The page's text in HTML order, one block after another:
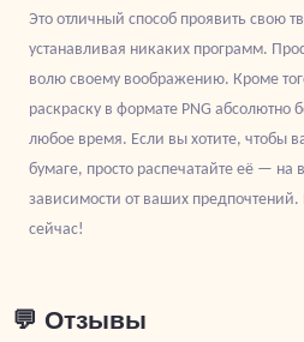
Это отличный способ проявить свою
устанавливая никаких программ.
волю своему воображению. Кроме
раскраску в формате PNG абсолютно
любое время. Если вы хотите, чтобы
бумаге, просто распечатайте её — на
зависимости от ваших
сейчас!
💬 Отзывы